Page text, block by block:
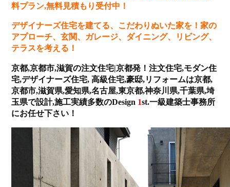
料プラン,無料見積もり受付中！
デザイナーズ住宅を建てる、こだわりぬいた家を！家の
アプローチ、玄関、ガレージ、ダイニング、リビング、
テラスを考える！
京都,京都市,滋賀の注文住宅|京都発！注文住宅,モダン住
宅,デザイナーズ住宅, 高級住宅,豪邸,リフォームは京都,
京都市,滋賀県,愛知県,名古屋,東京都,神奈川県,千葉県,埼
玉県で設計,施工実績多数のDesign 1st.一級建築士事務所
にお任せ下さい！